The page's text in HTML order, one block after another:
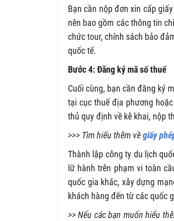
Bạn cần nộp đơn xin cấp
nên bao gồm các thông tin
chức tour, chính sách bảo
quốc tế.
Bước 4: Đăng ký mã số thuế
Cuối cùng, bạn cần đăng ký
tại cục thuế địa phương
thủ quy định về kê khai, nộp
>>> Tìm hiểu thêm vềgiấy
Thành lập công ty du lịch
lữ hành trên phạm vi toàn
quốc gia khác, xây dựng
khách hàng đến từ các quốc
>> Nếu các bạn muốn hiểu